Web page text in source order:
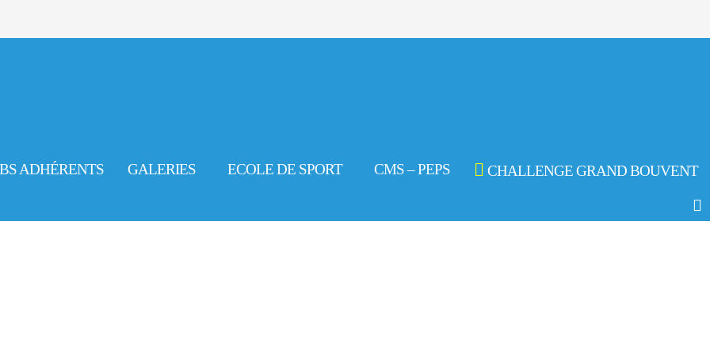
ADHÉRENTS GALERIES ECOLE DE SPORT CMS – PEPS CHALLENGE GRAND BOUVENT